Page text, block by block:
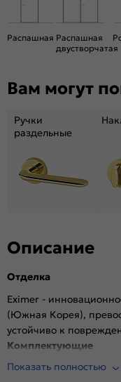
Вес, кг:
Тип коробки:
Поверхность:
Возможность
Степень
Фрезеровка под замок:
Фрезеровка под петли:
Износостойкость:
Пропускает свет:
Подходит под
Гарантия (лет):
Распашная Распашная
двустворчатая
Вам могут
Ручки
раздельные
Описание
Отделка
Eximer -
(Южная Корея),
устойчиво к
Комплектующие
Врезана магнитная
Показать полностью